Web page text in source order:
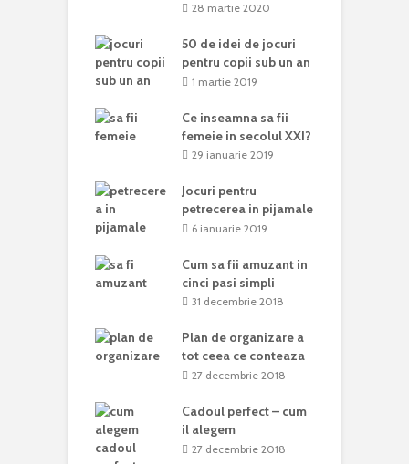
28 martie 2020
50 de idei de jocuri
pentru copii sub un an
1 martie 2019
Ce inseamna sa fii
femeie in secolul XXI?
29 ianuarie 2019
Jocuri pentru
petrecerea in pijamale
6 ianuarie 2019
Cum sa fii amuzant in
cinci pasi simpli
31 decembrie 2018
Plan de organizare a
tot ceea ce conteaza
27 decembrie 2018
Cadoul perfect – cum
il alegem
27 decembrie 2018